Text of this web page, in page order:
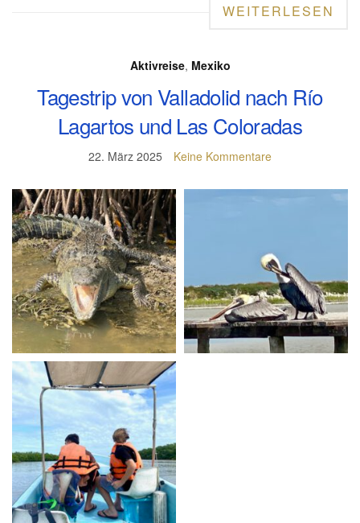
WEITERLESEN
Aktivreise, Mexiko
Tagestrip von Valladolid nach Río
Lagartos und Las Coloradas
22. März 2025 Keine Kommentare